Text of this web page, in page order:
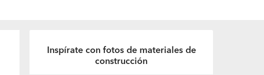
Inspírate con fotos de materiales de
construcción